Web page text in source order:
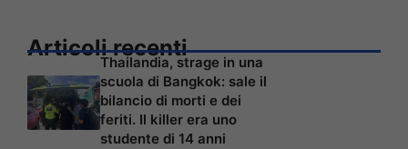
Articoli recenti
Thailandia, strage in una
scuola di Bangkok: sale il
bilancio di morti e dei
feriti. Il killer era uno
studente di 14 anni